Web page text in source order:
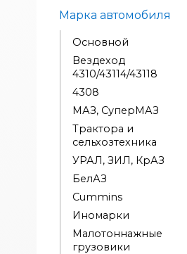
Марка автомобиля
Основной
Вездеход
4310/43114/43118
4308
МАЗ, СуперМАЗ
Трактора и
сельхозтехника
УРАЛ, ЗИЛ, КрАЗ
БелАЗ
Cummins
Иномарки
Малотоннажные
грузовики